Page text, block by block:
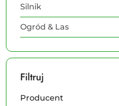
Silnik
Ogród & Las
Filtruj
Producent